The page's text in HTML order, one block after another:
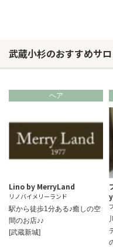
武蔵小杉のおすすめサ
ヘア
Lino by MerryLand
リノバイメリーランド
駅から徒歩1分ある♪癒しの空
間のお店♪♪
[武蔵新城]